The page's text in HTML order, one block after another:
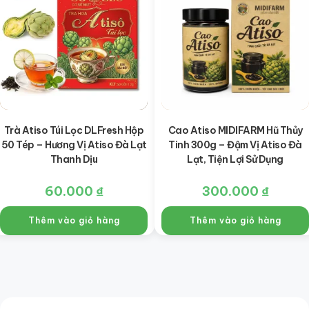
Trà Atiso Túi Lọc DLFresh Hộp
50 Tép – Hương Vị Atiso Đà Lạt
Thanh Dịu
60.000 ₫
Thêm vào giỏ hàng
Cao Atiso MIDIFARM Hũ Thủy
Tinh 300g – Đậm Vị Atiso Đà
Lạt, Tiện Lợi Sử Dụng
300.000 ₫
Thêm vào giỏ hàng